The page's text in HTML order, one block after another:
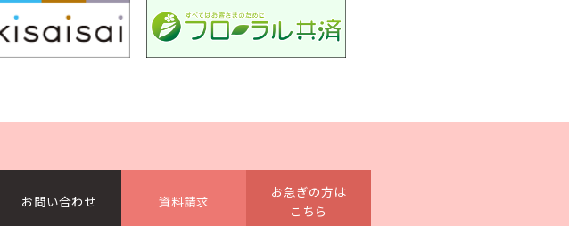
お問い合わせ 資料請求
お急ぎの方は
こちら